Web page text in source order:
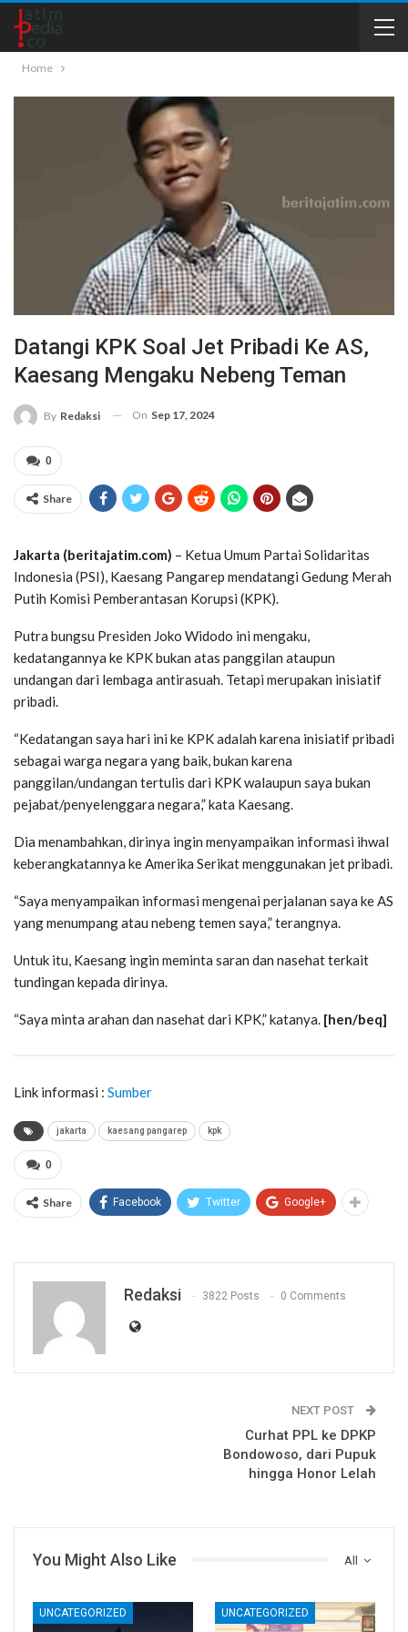
Home
Datangi KPK Soal Jet Pribadi Ke AS,
Kaesang Mengaku Nebeng Teman
By Redaksi On Sep 17, 2024
0
Share
Jakarta (beritajatim.com) – Ketua Umum Partai Solidaritas
Indonesia (PSI), Kaesang Pangarep mendatangi Gedung Merah
Putih Komisi Pemberantasan Korupsi (KPK).
Putra bungsu Presiden Joko Widodo ini mengaku,
kedatangannya ke KPK bukan atas panggilan ataupun
undangan dari lembaga antirasuah. Tetapi merupakan inisiatif
pribadi.
“Kedatangan saya hari ini ke KPK adalah karena inisiatif pribadi
sebagai warga negara yang baik, bukan karena
panggilan/undangan tertulis dari KPK walaupun saya bukan
pejabat/penyelenggara negara,” kata Kaesang.
Dia menambahkan, dirinya ingin menyampaikan informasi ihwal
keberangkatannya ke Amerika Serikat menggunakan jet pribadi.
“Saya menyampaikan informasi mengenai perjalanan saya ke AS
yang menumpang atau nebeng temen saya,” terangnya.
Untuk itu, Kaesang ingin meminta saran dan nasehat terkait
tundingan kepada dirinya.
“Saya minta arahan dan nasehat dari KPK,” katanya. [hen/beq]
Link informasi : Sumber
jakarta kaesang pangarep kpk
0
Share Facebook Twitter Google+
Redaksi 3822 Posts 0 Comments
NEXT POST
Curhat PPL ke DPKP
Bondowoso, dari Pupuk
hingga Honor Lelah
All
You Might Also Like
UNCATEGORIZED UNCATEGORIZED